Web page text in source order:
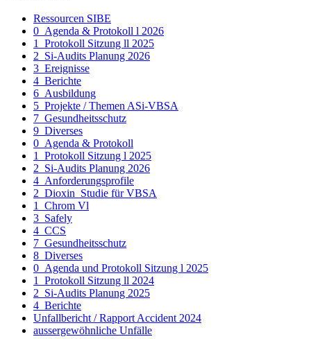
Ressourcen SIBE
0_Agenda & Protokoll l 2026
1_Protokoll Sitzung ll 2025
2_Si-Audits Planung 2026
3_Ereignisse
4_Berichte
6_Ausbildung
5_Projekte / Themen ASi-VBSA
7_Gesundheitsschutz
9_Diverses
0_Agenda & Protokoll
1_Protokoll Sitzung l 2025
2_Si-Audits Planung 2026
4_Anforderungsprofile
2_Dioxin_Studie für VBSA
1_Chrom Vl
3_Safely
4_CCS
7_Gesundheitsschutz
8_Diverses
0_Agenda und Protokoll Sitzung l 2025
1_Protokoll Sitzung ll 2024
2_Si-Audits Planung 2025
4_Berichte
Unfallbericht / Rapport Accident 2024
aussergewöhnliche Unfälle